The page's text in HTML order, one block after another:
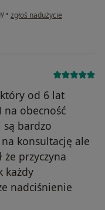
• w opinii użytkownika
zgłoś nadużycie
od 6 lat
na obecność
bardzo
konsultację ale
przyczyna
każdy
nadciśnienie